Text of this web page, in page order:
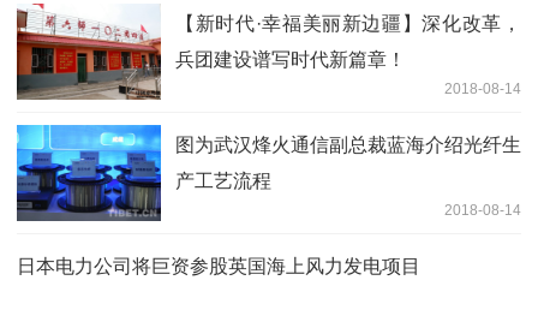
【新时代·幸福美丽新边疆】深化改革，
兵团建设谱写时代新篇章！
2018-08-14
图为武汉烽火通信副总裁蓝海介绍光纤生
产工艺流程
2018-08-14
日本电力公司将巨资参股英国海上风力发电项目